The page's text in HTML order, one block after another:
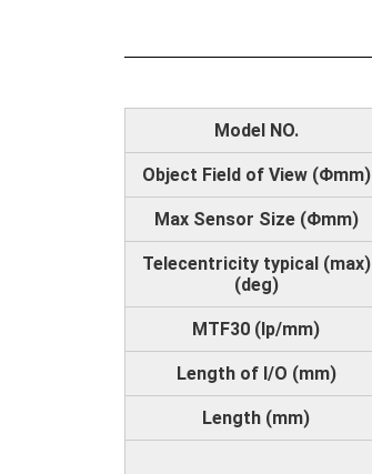
Model NO.
Object Field of View (Φmm)
Max Sensor Size (Φmm)
Telecentricity typical (max)
(deg)
MTF30 (lp/mm)
Length of I/O (mm)
Length (mm)